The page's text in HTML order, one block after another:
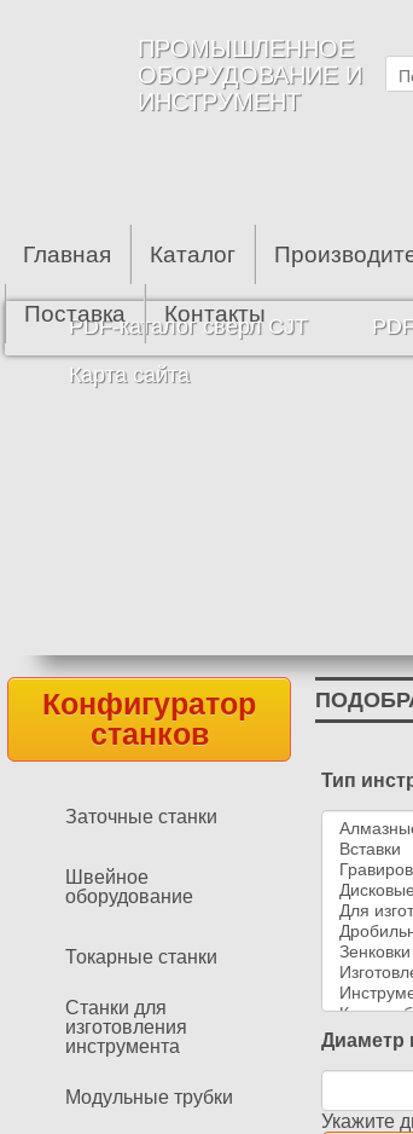
ПРОМЫШЛЕННОЕ
ОБОРУДОВАНИЕ И
ИНСТРУМЕНТ
Главная Каталог
Поставка Контакты
PDF-каталог сверл CJT
Карта сайта
Конфигуратор
станков
Заточные станки
Швейное
оборудование
Токарные станки
Станки для
изготовления
инструмента
Модульные трубки
Тип
Диаметр
Укажите